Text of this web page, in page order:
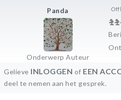
Panda
Onderwerp Auteur
Gelieve INLOGGEN of EEN
deel te nemen aan het gesprek.